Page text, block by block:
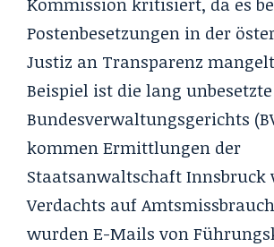
Kommission kritisiert, da es
Postenbesetzungen in der
Justiz an Transparenz
Beispiel ist die lang
Bundesverwaltungsgerichts
kommen Ermittlungen der
Staatsanwaltschaft Innsbruck
Verdachts auf
wurden E-Mails von